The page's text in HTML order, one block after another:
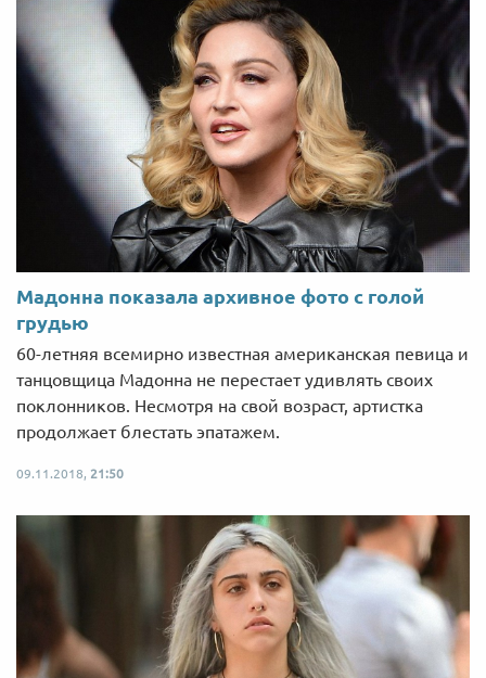
Мадонна показала архивное фото с голой
грудью
60-летняя всемирно известная американская певица и
танцовщица Мадонна не перестает удивлять своих
поклонников. Несмотря на свой возраст, артистка
продолжает блестать эпатажем.
09.11.2018, 21:50